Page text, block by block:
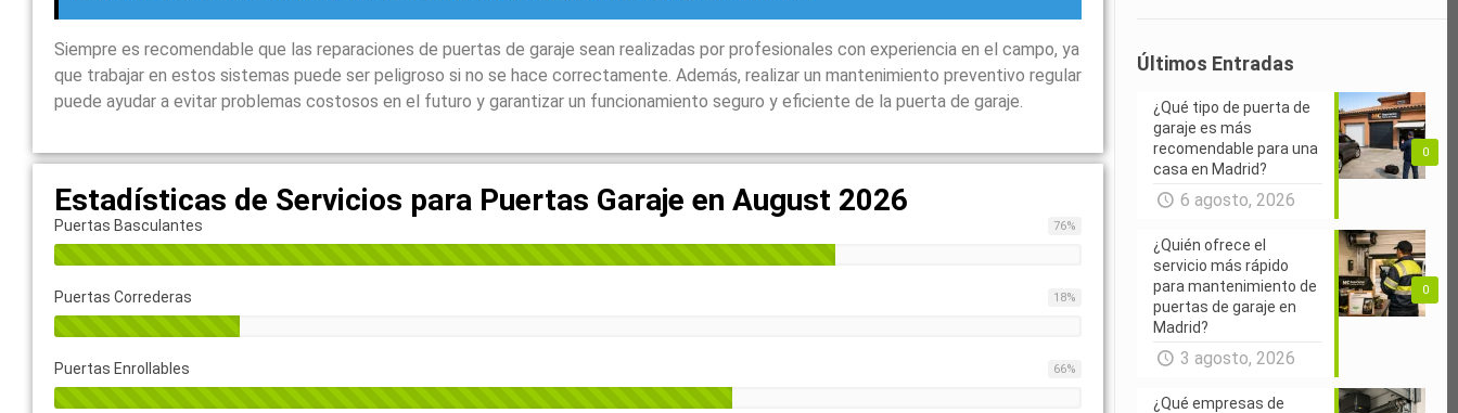
Siempre es recomendable que las reparaciones de puertas de garaje sean realizadas por profesionales con experiencia en el campo, ya
que trabajar en estos sistemas puede ser peligroso si no se hace correctamente. Además, realizar un mantenimiento preventivo regular
puede ayudar a evitar problemas costosos en el futuro y garantizar un funcionamiento seguro y eficiente de la puerta de garaje.
Estadísticas de Servicios para Puertas Garaje en August 2026
Puertas Basculantes 76%
Puertas Correderas 18%
Puertas Enrollables 66%
Últimos Entradas
0
¿Qué tipo de puerta de
garaje es más
recomendable para una
casa en Madrid?
6 agosto, 2026
0
¿Quién ofrece el
servicio más rápido
para mantenimiento de
puertas de garaje en
Madrid?
3 agosto, 2026
¿Qué empresas de